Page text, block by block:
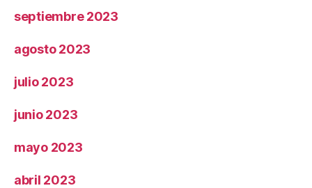
septiembre 2023
agosto 2023
julio 2023
junio 2023
mayo 2023
abril 2023